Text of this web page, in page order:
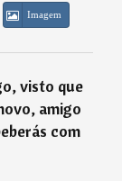
Imagem
visto que
amigo
com